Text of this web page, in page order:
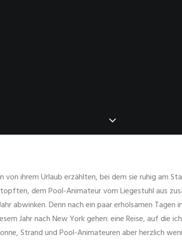
von ihrem Urlaub erzählten, bei dem sie ruhig am
dem Pool-Animateur vom Liegestuhl aus
abwinken. Denn nach ein paar erholsamen Tagen
Jahr nach New York gehen: eine Reise, auf die
Strand und Pool-Animateuren aber herzlich